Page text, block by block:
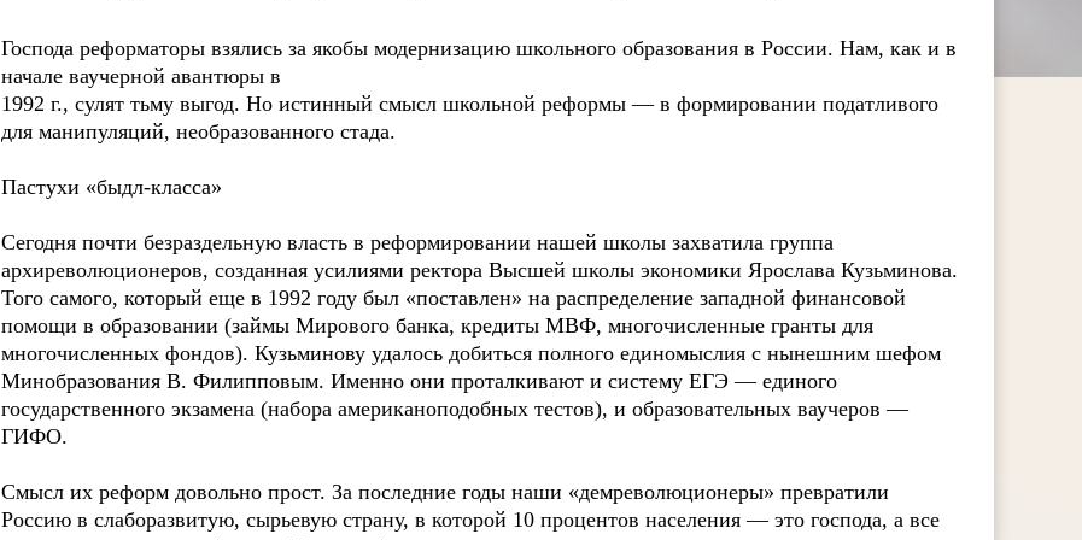
Господа реформаторы взялись за якобы модернизацию школьного образования в России. Нам, как и в
начале ваучерной авантюры в
1992 г., сулят тьму выгод. Но истинный смысл школьной реформы — в формировании податливого
для манипуляций, необразованного стада.
Пастухи «быдл-класса»
Сегодня почти безраздельную власть в реформировании нашей школы захватила группа
архиреволюционеров, созданная усилиями ректора Высшей школы экономики Ярослава Кузьминова.
Того самого, который еще в 1992 году был «поставлен» на распределение западной финансовой
помощи в образовании (займы Мирового банка, кредиты МВФ, многочисленные гранты для
многочисленных фондов). Кузьминову удалось добиться полного единомыслия с нынешним шефом
Минобразования В. Филипповым. Именно они проталкивают и систему ЕГЭ — единого
государственного экзамена (набора американоподобных тестов), и образовательных ваучеров —
ГИФО.
Смысл их реформ довольно прост. За последние годы наши «демреволюционеры» превратили
Россию в слаборазвитую, сырьевую страну, в которой 10 процентов населения — это господа, а все